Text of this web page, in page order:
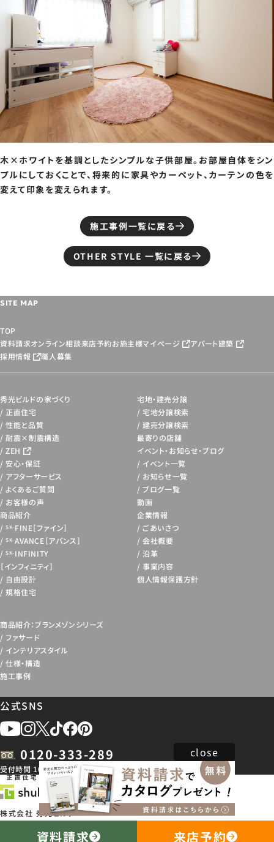
木×ホワイトを基調としたシンプルな子供部屋。お部屋自体をシン
プルにしておくことで、将来的に家具やカーペット、カーテンの色を
変えて印象を変えられます。
施工事例一覧に戻る
OTHER STYLE 一覧に戻る
資料請求 来店予約
SITE MAP
TOP
資料請求オンライン相談来店予約お施主様マイページ
アパート建築
採用情報
職人募集
秀光ビルドの家づくり
正直住宅
性能と品質
耐震×制震構造
ZEH
安心・保証
アフターサービス
よくあるご質問
お客様の声
商品紹介
SK-FINE［ファイン］
SK-AVANCE［アバンス］
SK-INFINITY
［インフィニティ］
自由設計
規格住宅
商品紹介：ブランメゾンシリーズ
ファサード
インテリアスタイル
仕様・構造
施工事例
宅地・建売分譲
宅地分譲検索
建売分譲検索
最寄りの店舗
イベント・お知らせ・ブログ
イベント一覧
お知らせ一覧
ブログ一覧
動画
企業情報
ごあいさつ
会社概要
沿革
事業内容
個人情報保護方針
公式SNS
0120-333-289
受付時間 10:00 ~ 18:30 ※各都道府県の基幹店舗へ繋がります。
株式会社 秀光ビルド
close